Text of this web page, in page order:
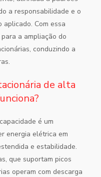
a responsabilidade e o
aplicado. Com essa
a ampliação do
conduzindo a
de alta
é um
energia elétrica em
e estabilidade.
que suportam picos
operam com descarga